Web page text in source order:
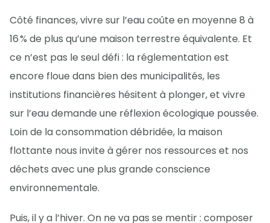
Côté finances, vivre sur l’eau coûte en moyenne 8 à
16 % de plus qu’une maison terrestre équivalente. Et
ce n’est pas le seul défi : la réglementation est
encore floue dans bien des municipalités, les
institutions financières hésitent à plonger, et vivre
sur l’eau demande une réflexion écologique poussée.
Loin de la consommation débridée, la maison
flottante nous invite à gérer nos ressources et nos
déchets avec une plus grande conscience
environnementale.
Puis, il y a l’hiver. On ne va pas se mentir : composer